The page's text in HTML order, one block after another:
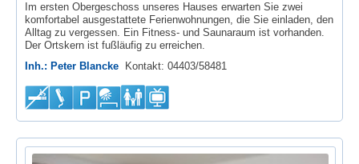
Im ersten Obergeschoss unseres Hauses erwarten Sie zwei
komfortabel ausgestattete Ferienwohnungen, die Sie einladen, den
Alltag zu vergessen. Ein Fitness- und Saunaraum ist vorhanden.
Der Ortskern ist fußläufig zu erreichen.
Inh.: Peter Blancke
Kontakt: 04403/58481